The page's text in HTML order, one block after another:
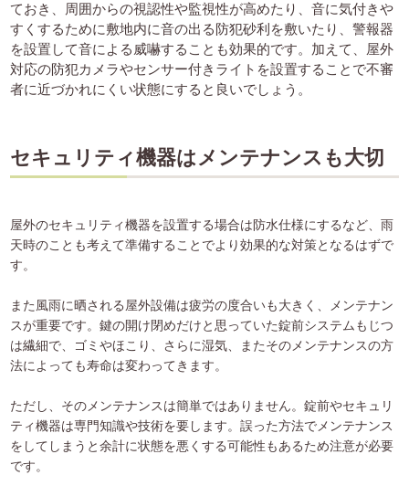
ておき、周囲からの視認性や監視性が高めたり、音に気付きや
すくするために敷地内に音の出る防犯砂利を敷いたり、警報器
を設置して音による威嚇することも効果的です。加えて、屋外
対応の防犯カメラやセンサー付きライトを設置することで不審
者に近づかれにくい状態にすると良いでしょう。
セキュリティ機器はメンテナンスも大切
屋外のセキュリティ機器を設置する場合は防水仕様にするなど、雨
天時のことも考えて準備することでより効果的な対策となるはずで
す。
また風雨に晒される屋外設備は疲労の度合いも大きく、メンテナン
スが重要です。鍵の開け閉めだけと思っていた錠前システムもじつ
は繊細で、ゴミやほこり、さらに湿気、またそのメンテナンスの方
法によっても寿命は変わってきます。
ただし、そのメンテナンスは簡単ではありません。錠前やセキュリ
ティ機器は専門知識や技術を要します。誤った方法でメンテナンス
をしてしまうと余計に状態を悪くする可能性もあるため注意が必要
です。